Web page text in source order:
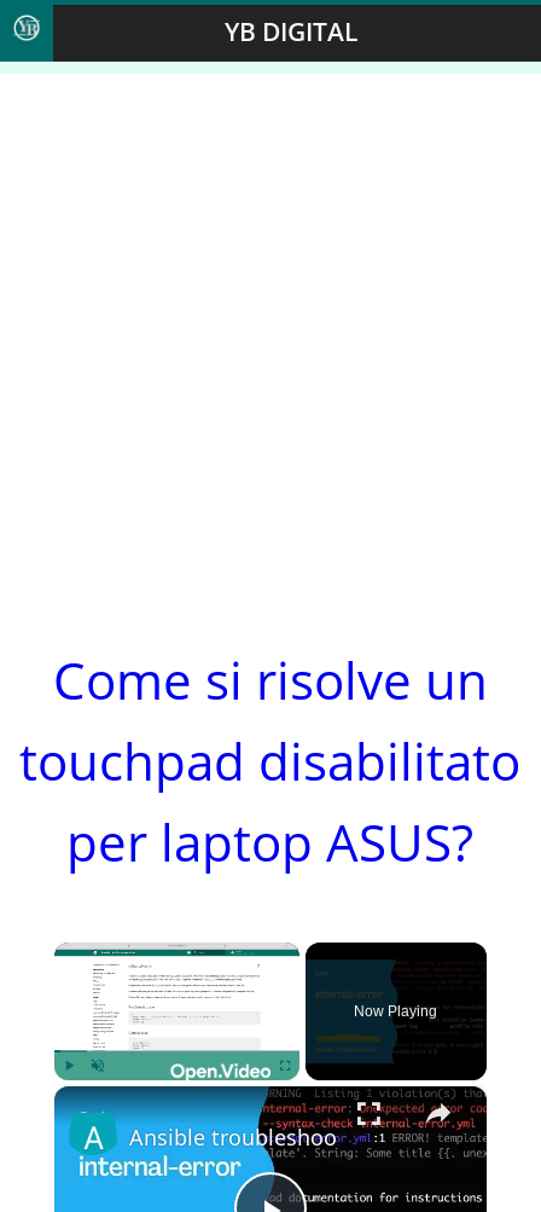
YB DIGITAL
Come si risolve un
touchpad disabilitato
per laptop ASUS?
×
Play Unmute Fullscreen
Now Playing
×
Ansible troubleshooting - Error